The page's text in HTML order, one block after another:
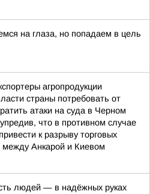
на глаза, но попадаем в цель
агропродукции
страны потребовать от
атаки на суда в Черном
что в противном случае
к разрыву торговых
Анкарой и Киевом
людей — в надёжных руках